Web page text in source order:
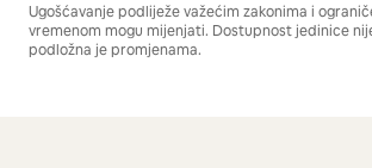
Ugošćavanje podliježe važećim zakonima i
vremenom mogu mijenjati. Dostupnost jedinice
podložna je promjenama.